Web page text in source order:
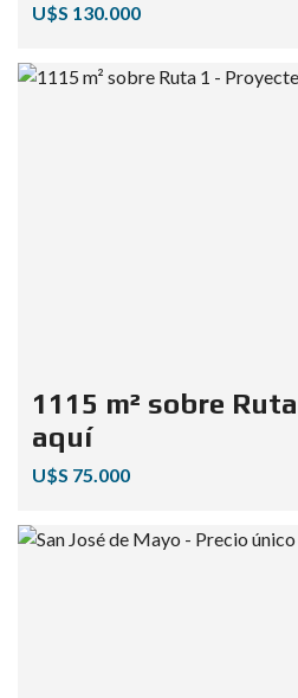
U$S 130.000
1115 m² sobre
aquí
U$S 75.000